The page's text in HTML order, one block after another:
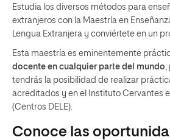
Estudia los diversos métodos para
extranjeros con la Maestría en
Lengua Extranjera y conviértete en un
Esta maestría es eminentemente
docente en cualquier parte del mundo,
tendrás la posibilidad de realizar
acreditados y en el Instituto Cervantes
(Centros DELE).
Conoce las